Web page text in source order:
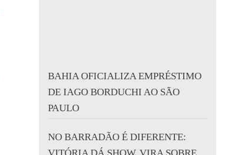
BAHIA OFICIALIZA EMPRÉSTIMO
DE IAGO BORDUCHI AO SÃO
PAULO
NO BARRADÃO É DIFERENTE: